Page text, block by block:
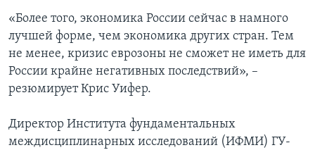
«Более того, экономика России сейчас в намного
лучшей форме, чем экономика других стран. Тем
не менее, кризис еврозоны не сможет не иметь для
России крайне негативных последствий», –
резюмирует Крис Уифер.
Директор Института фундаментальных
междисциплинарных исследований (ИФМИ) ГУ-